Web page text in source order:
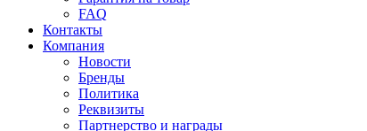
FAQ
Контакты
Компания
Новости
Бренды
Политика
Реквизиты
Партнерство и награды